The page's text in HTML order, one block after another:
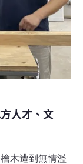
批林木採伐下
，從小量、穩
，並且不
人才、文
木遭到無情濫